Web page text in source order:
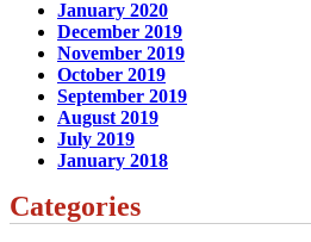
January 2020
December 2019
November 2019
October 2019
September 2019
August 2019
July 2019
January 2018
Categories